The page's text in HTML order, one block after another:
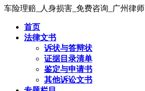
车险理赔_人身损害_免费咨询_广州律师
首页
法律文书
诉状与答辩状
证据目录清单
鉴定与申请书
其他诉讼文书